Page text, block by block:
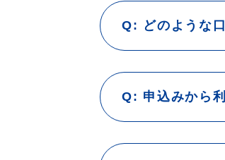
どのような
申込みから